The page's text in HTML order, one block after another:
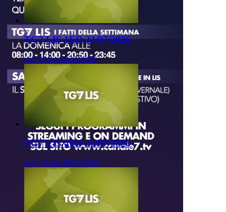
TG7 LIS 1ED 23/07/2026
gio, 23 lug 2026 09:50
TG7 LIS 4ED 22/07/2026
mer, 22 lug 2026 23:50